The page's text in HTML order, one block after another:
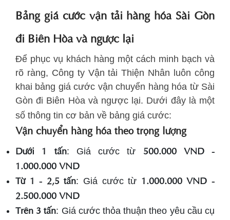
Bảng giá cước vận tải hàng hóa Sài Gòn
đi Biên Hòa và ngược lại
Để phục vụ khách hàng một cách minh bạch và
rõ ràng, Công ty Vận tải Thiện Nhân luôn công
khai bảng giá cước vận chuyển hàng hóa từ Sài
Gòn đi Biên Hòa và ngược lại. Dưới đây là một
số thông tin cơ bản về bảng giá cước:
Vận chuyển hàng hóa theo trọng lượng
Dưới 1 tấn: Giá cước từ 500.000 VND -
1.000.000 VND
Từ 1 - 2,5 tấn: Giá cước từ 1.000.000 VND -
2.500.000 VND
Trên 3 tấn: Giá cước thỏa thuận theo yêu cầu cụ